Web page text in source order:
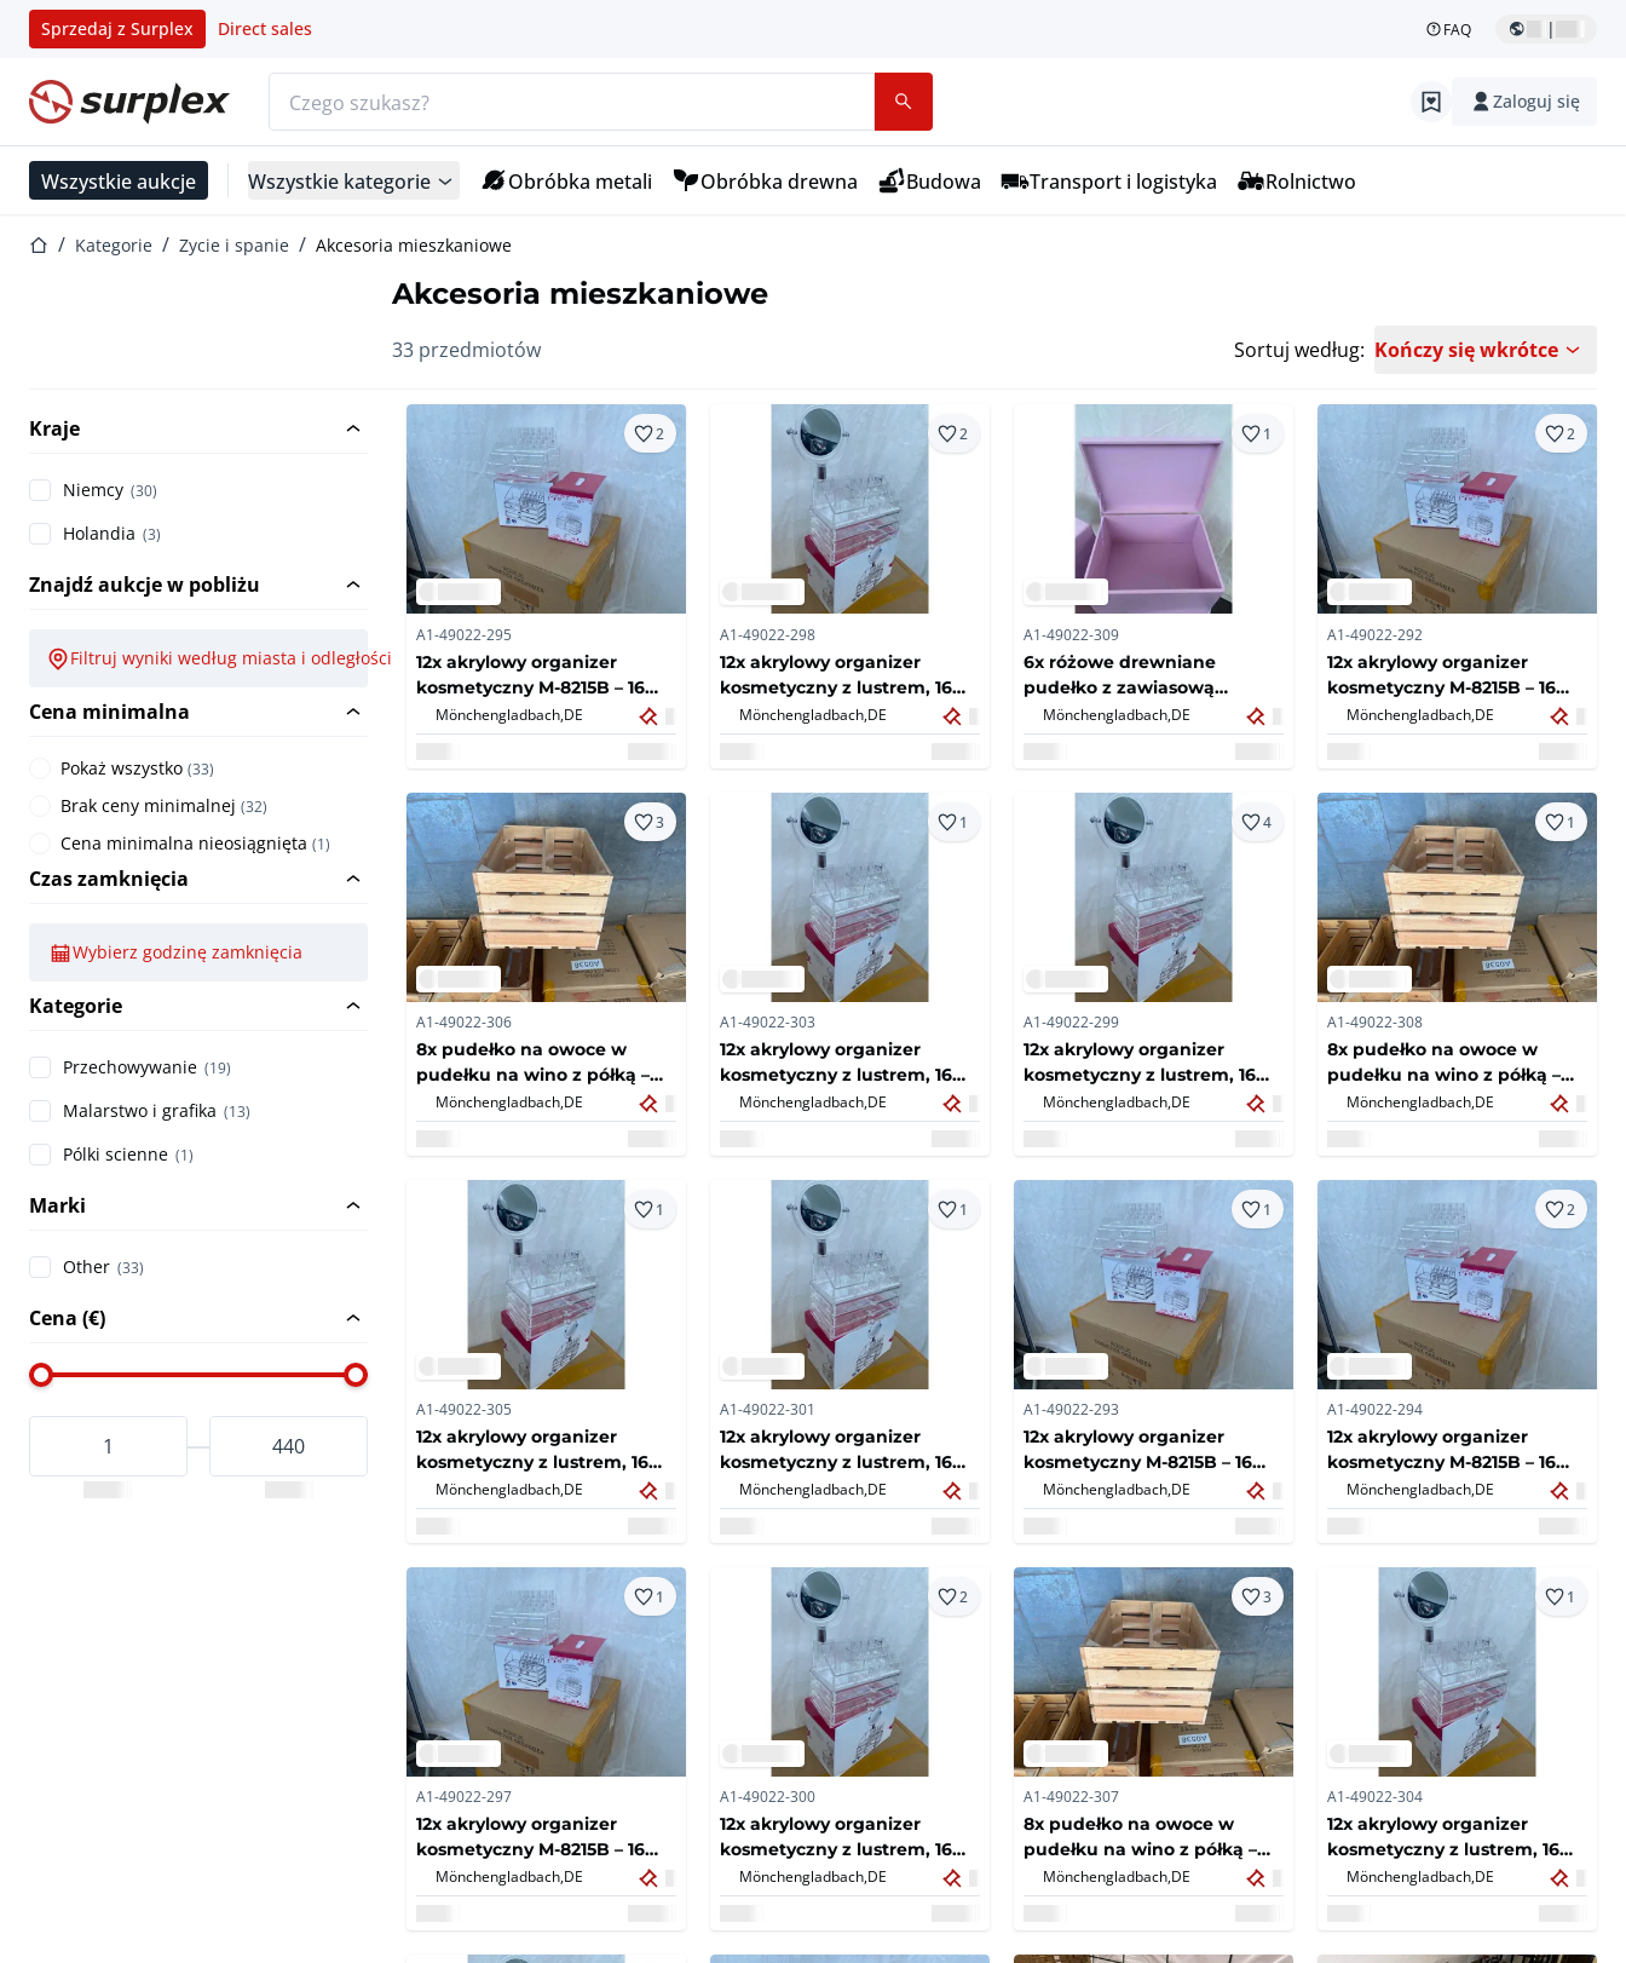
Sprzedaj z Surplex Direct sales FAQ |
Strona główna Zaloguj się
Wszystkie aukcje Wszystkie kategorie Obróbka metali Obróbka drewna Budowa Transport i logistyka Rolnictwo
Strona główna
Kategorie Zycie i spanie Akcesoria mieszkaniowe
Akcesoria mieszkaniowe
33 przedmiotów Sortuj według: Kończy się wkrótce
Kraje
Niemcy (30)
Holandia (3)
Znajdź aukcje w pobliżu
Filtruj wyniki według miasta i odległości
Cena minimalna
Pokaż wszystko (33)
Brak ceny minimalnej (32)
Cena minimalna nieosiągnięta (1)
Czas zamknięcia
Wybierz godzinę zamknięcia
Kategorie
Przechowywanie (19)
Malarstwo i grafika (13)
Pólki scienne (1)
Marki
Other (33)
Cena (€)
2
A1-49022-295
12x akrylowy organizer
kosmetyczny M-8215B – 16
przegródek, 3 szuflady –
nowe/oryginalne pudełko
Mönchengladbach, DE
2
A1-49022-298
12x akrylowy organizer
kosmetyczny z lustrem, 16
komor i 3 szuflady –
nowe/oryginalne
Mönchengladbach, DE
1
A1-49022-309
6x różowe drewniane
pudełko z zawiasową
pokrywą – lite drewno
sosnowe – nieużywane B-
Mönchengladbach, DE
2
A1-49022-292
12x akrylowy organizer
kosmetyczny M-8215B – 16
przegródek, 3 szuflady –
nowe/oryginalne pudełko
Mönchengladbach, DE
3
A1-49022-306
8x pudełko na owoce w
pudełku na wino z półką –
lite drewno naturalne –
nieużywane (8x)
Mönchengladbach, DE
1
A1-49022-303
12x akrylowy organizer
kosmetyczny z lustrem, 16
komor i 3 szuflady –
nowe/oryginalne
Mönchengladbach, DE
4
A1-49022-299
12x akrylowy organizer
kosmetyczny z lustrem, 16
komor i 3 szuflady –
nowe/oryginalne
Mönchengladbach, DE
1
A1-49022-308
8x pudełko na owoce w
pudełku na wino z półką –
lite drewno naturalne –
nieużywane (8x)
Mönchengladbach, DE
1
A1-49022-305
12x akrylowy organizer
kosmetyczny z lustrem, 16
komor i 3 szuflady –
nowe/oryginalne
Mönchengladbach, DE
1
A1-49022-301
12x akrylowy organizer
kosmetyczny z lustrem, 16
komor i 3 szuflady –
nowe/oryginalne
Mönchengladbach, DE
1
A1-49022-293
12x akrylowy organizer
kosmetyczny M-8215B – 16
przegródek, 3 szuflady –
nowe/oryginalne pudełko
Mönchengladbach, DE
2
A1-49022-294
12x akrylowy organizer
kosmetyczny M-8215B – 16
przegródek, 3 szuflady –
nowe/oryginalne pudełko
Mönchengladbach, DE
1
A1-49022-297
12x akrylowy organizer
kosmetyczny M-8215B – 16
przegródek, 3 szuflady –
nowe/oryginalne pudełko
Mönchengladbach,DE
2
A1-49022-300
12x akrylowy organizer
kosmetyczny z lustrem, 16
komor i 3 szuflady –
nowe/oryginalne
Mönchengladbach,DE
3
A1-49022-307
8x pudełko na owoce w
pudełku na wino z półką –
lite drewno naturalne –
nieużywane (8x)
Mönchengladbach,DE
1
A1-49022-304
12x akrylowy organizer
kosmetyczny z lustrem, 16
komor i 3 szuflady –
nowe/oryginalne
Mönchengladbach,DE